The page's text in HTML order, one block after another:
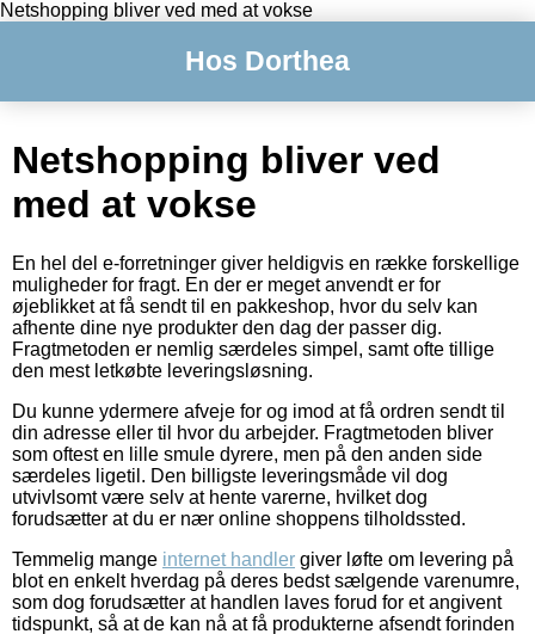
Netshopping bliver ved med at vokse
Hos Dorthea
Netshopping bliver ved
med at vokse
En hel del e-forretninger giver heldigvis en række forskellige
muligheder for fragt. En der er meget anvendt er for
øjeblikket at få sendt til en pakkeshop, hvor du selv kan
afhente dine nye produkter den dag der passer dig.
Fragtmetoden er nemlig særdeles simpel, samt ofte tillige
den mest letkøbte leveringsløsning.
Du kunne ydermere afveje for og imod at få ordren sendt til
din adresse eller til hvor du arbejder. Fragtmetoden bliver
som oftest en lille smule dyrere, men på den anden side
særdeles ligetil. Den billigste leveringsmåde vil dog
utvivlsomt være selv at hente varerne, hvilket dog
forudsætter at du er nær online shoppens tilholdssted.
Temmelig mange internet handler giver løfte om levering på
blot en enkelt hverdag på deres bedst sælgende varenumre,
som dog forudsætter at handlen laves forud for et angivent
tidspunkt, så at de kan nå at få produkterne afsendt forinden